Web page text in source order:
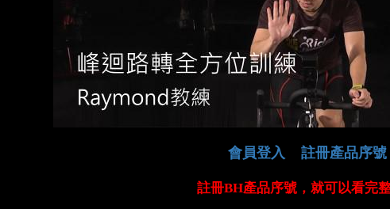
會員登入 註冊產品序號
註冊BH產品序號，就可以看完